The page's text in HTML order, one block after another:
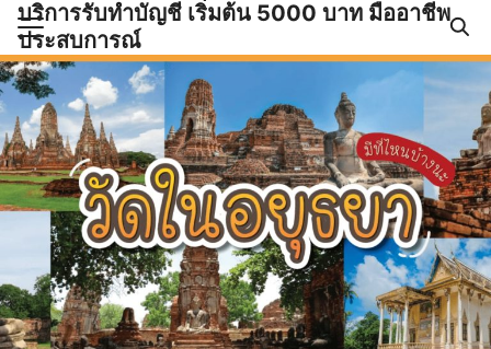
Skip
content
บริการรับทำบัญชี เริ่มต้น 5000 บาท มืออาชีพ
ประสบการณ์
ญชีและภาษีครบวงจร |
Search
for: